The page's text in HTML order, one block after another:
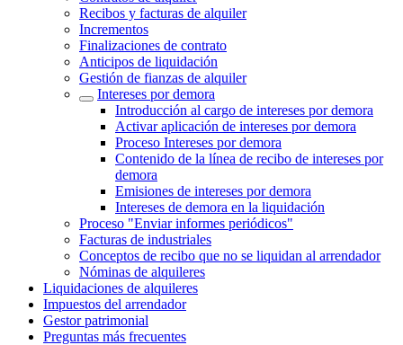
Recibos y facturas de alquiler
Incrementos
Finalizaciones de contrato
Anticipos de liquidación
Gestión de fianzas de alquiler
Intereses por demora
Introducción al cargo de intereses por demora
Activar aplicación de intereses por demora
Proceso Intereses por demora
Contenido de la línea de recibo de intereses por
demora
Emisiones de intereses por demora
Intereses de demora en la liquidación
Proceso "Enviar informes periódicos"
Facturas de industriales
Conceptos de recibo que no se liquidan al arrendador
Nóminas de alquileres
Liquidaciones de alquileres
Impuestos del arrendador
Gestor patrimonial
Preguntas más frecuentes